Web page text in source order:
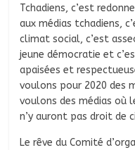
Tchadiens, c’est
aux médias tchadiens,
climat social, c’est
jeune démocratie et
apaisées et
voulons pour 2020 des
voulons des médias où
n’y auront pas droit de
Le rêve du Comité